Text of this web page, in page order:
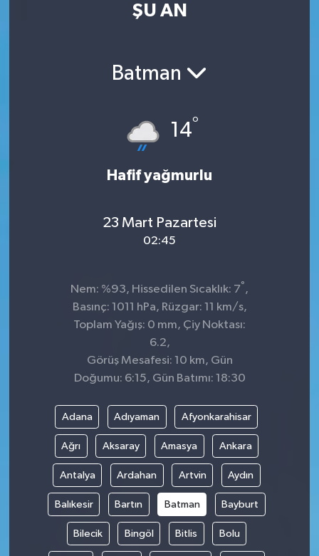
ŞU AN
Batman
14°
Hafif yağmurlu
23 Mart Pazartesi
02:45
Nem: %93, Hissedilen Sıcaklık: 7° ,
Basınç: 1011 hPa, Rüzgar: 11 km/s,
Toplam Yağış: 0 mm, Çiy Noktası:
6.2,
Görüş Mesafesi: 10 km, Gün
Doğumu: 6:15, Gün Batımı: 18:30
Adana Adıyaman Afyonkarahisar
Ağrı Aksaray Amasya Ankara
Antalya Ardahan Artvin Aydın
Balıkesir Bartın Batman Bayburt
Bilecik Bingöl Bitlis Bolu